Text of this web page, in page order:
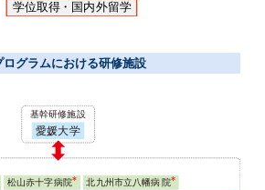
グラムにおける研修施設